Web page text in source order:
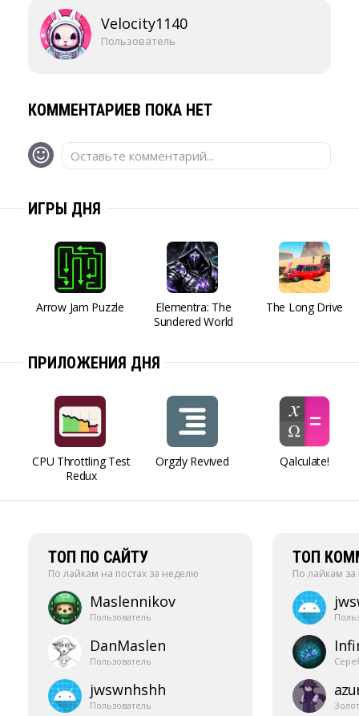
Velocity1140
Пользователь
КОММЕНТАРИЕВ ПОКА НЕТ
Оставьте комментарий...
ИГРЫ ДНЯ
Arrow Jam Puzzle
Elementra: The
Sundered World
The Long Drive
ПРИЛОЖЕНИЯ ДНЯ
CPU Throttling Test
Redux
Orgzly Revived Qalculate!
ТОП ПО САЙТУ
По лайкам на постах за неделю
Maslennikov
Пользователь
DanMaslen
Пользователь
jwswnhshh
Пользователь
ТОП
По лайкам